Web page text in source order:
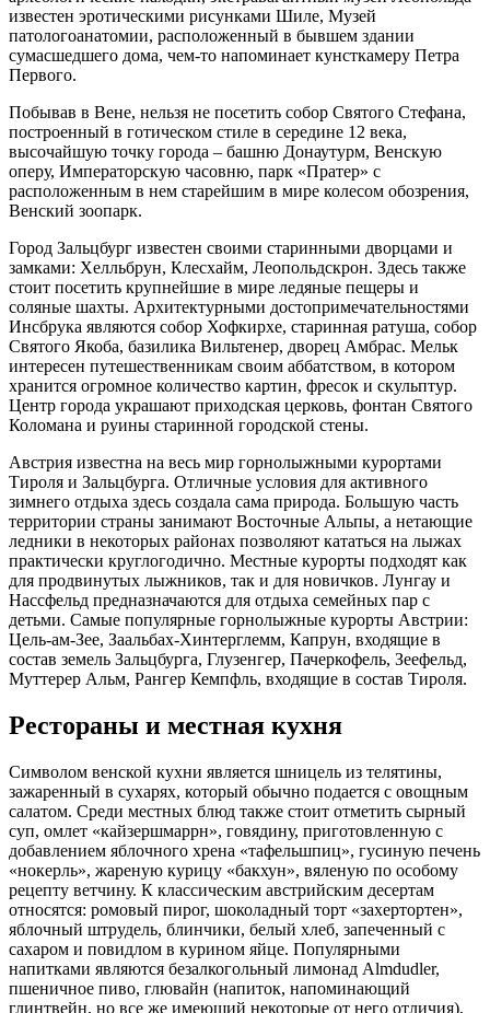
известен эротическими рисунками Шиле, Музей
патологоанатомии, расположенный в бывшем здании
сумасшедшего дома, чем-то напоминает кунсткамеру Петра
Первого.
Побывав в Вене, нельзя не посетить собор Святого Стефана,
построенный в готическом стиле в середине 12 века,
высочайшую точку города – башню Донаутурм, Венскую
оперу, Императорскую часовню, парк «Пратер» с
расположенным в нем старейшим в мире колесом обозрения,
Венский зоопарк.
Город Зальцбург известен своими старинными дворцами и
замками: Хелльбрун, Клесхайм, Леопольдскрон. Здесь также
стоит посетить крупнейшие в мире ледяные пещеры и
соляные шахты. Архитектурными достопримечательностями
Инсбрука являются собор Хофкирхе, старинная ратуша, собор
Святого Якоба, базилика Вильтенер, дворец Амбрас. Мельк
интересен путешественникам своим аббатством, в котором
хранится огромное количество картин, фресок и скульптур.
Центр города украшают приходская церковь, фонтан Святого
Коломана и руины старинной городской стены.
Австрия известна на весь мир горнолыжными курортами
Тироля и Зальцбурга. Отличные условия для активного
зимнего отдыха здесь создала сама природа. Большую часть
территории страны занимают Восточные Альпы, а нетающие
ледники в некоторых районах позволяют кататься на лыжах
практически круглогодично. Местные курорты подходят как
для продвинутых лыжников, так и для новичков. Лунгау и
Нассфельд предназначаются для отдыха семейных пар с
детьми. Самые популярные горнолыжные курорты Австрии:
Цель-ам-Зее, Заальбах-Хинтерглемм, Капрун, входящие в
состав земель Зальцбурга, Глузенгер, Пачеркофель, Зеефельд,
Муттерер Альм, Рангер Кемпфль, входящие в состав Тироля.
Рестораны и местная кухня
Символом венской кухни является шницель из телятины,
зажаренный в сухарях, который обычно подается с овощным
салатом. Среди местных блюд также стоит отметить сырный
суп, омлет «кайзершмаррн», говядину, приготовленную с
добавлением яблочного хрена «тафельшпиц», гусиную печень
«нокерль», жареную курицу «бакхун», вяленую по особому
рецепту ветчину. К классическим австрийским десертам
относятся: ромовый пирог, шоколадный торт «захертортен»,
яблочный штрудель, блинчики, белый хлеб, запеченный с
сахаром и повидлом в курином яйце. Популярными
напитками являются безалкогольный лимонад Almdudler,
пшеничное пиво, глювайн (напиток, напоминающий
глинтвейн, но все же имеющий некоторые от него отличия),